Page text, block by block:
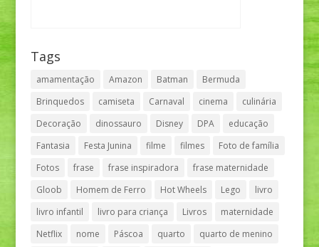
Tags
amamentação Amazon Batman
Bermuda
Brinquedos
camiseta Carnaval cinema
culinária
Decoração
dinossauro Disney DPA
educação
Fantasia
Festa Junina filme filmes
Foto de família
Fotos
frase frase inspiradora
frase maternidade
Gloob
Homem de Ferro Hot Wheels Lego
livro
livro infantil
livro para criança Livros
maternidade
Netflix
nome Páscoa quarto
quarto de menino